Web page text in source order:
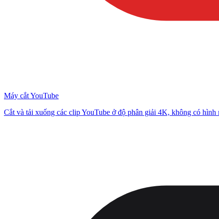
Máy cắt YouTube
Cắt và tải xuống các clip YouTube ở độ phân giải 4K, không có hình